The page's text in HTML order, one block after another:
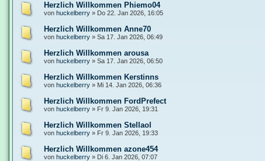
Herzlich Willkommen Phiemo04
von huckelberry » Do 22. Jan 2026, 16:05
Herzlich Willkommen Anne70
von huckelberry » Sa 17. Jan 2026, 06:49
Herzlich Willkommen arousa
von huckelberry » Sa 17. Jan 2026, 06:50
Herzlich Willkommen Kerstinns
von huckelberry » Mi 14. Jan 2026, 06:36
Herzlich Willkommen FordPrefect
von huckelberry » Fr 9. Jan 2026, 19:31
Herzlich Willkommen Stellaol
von huckelberry » Fr 9. Jan 2026, 19:33
Herzlich Willkommen azone454
von huckelberry » Di 6. Jan 2026, 07:07